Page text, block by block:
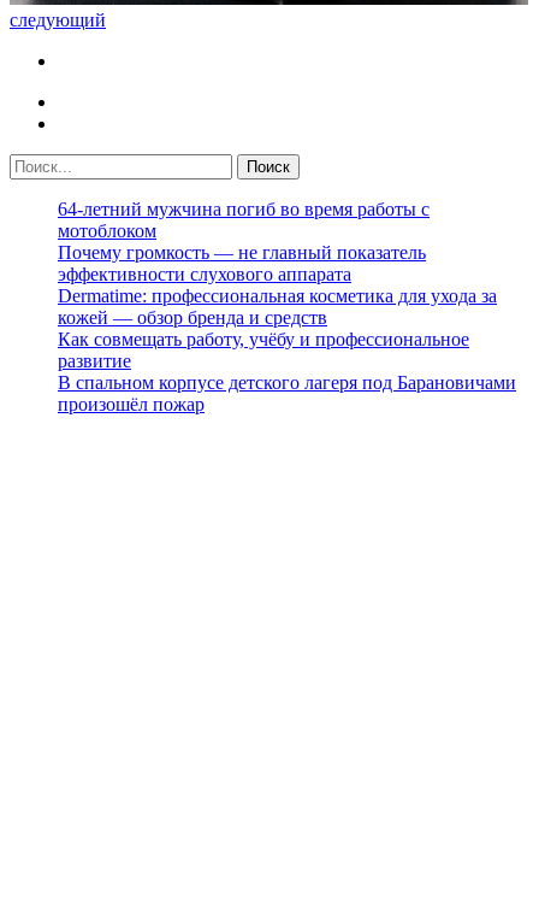
следующий
64-летний мужчина погиб во время работы с
мотоблоком
Почему громкость — не главный показатель
эффективности слухового аппарата
Dermatime: профессиональная косметика для ухода за
кожей — обзор бренда и средств
Как совмещать работу, учёбу и профессиональное
развитие
В спальном корпусе детского лагеря под Барановичами
произошёл пожар